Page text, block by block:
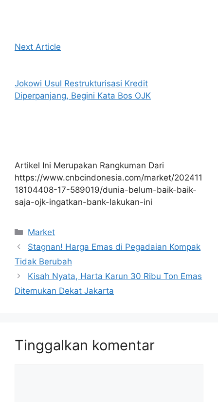
Next Article
Jokowi Usul Restrukturisasi Kredit
Diperpanjang, Begini Kata Bos OJK
Artikel Ini Merupakan Rangkuman Dari
https://www.cnbcindonesia.com/market/202411
18104408-17-589019/dunia-belum-baik-baik-
saja-ojk-ingatkan-bank-lakukan-ini
Kategori
Market
Stagnan! Harga Emas di Pegadaian Kompak
Tidak Berubah
Kisah Nyata, Harta Karun 30 Ribu Ton Emas
Ditemukan Dekat Jakarta
Tinggalkan komentar